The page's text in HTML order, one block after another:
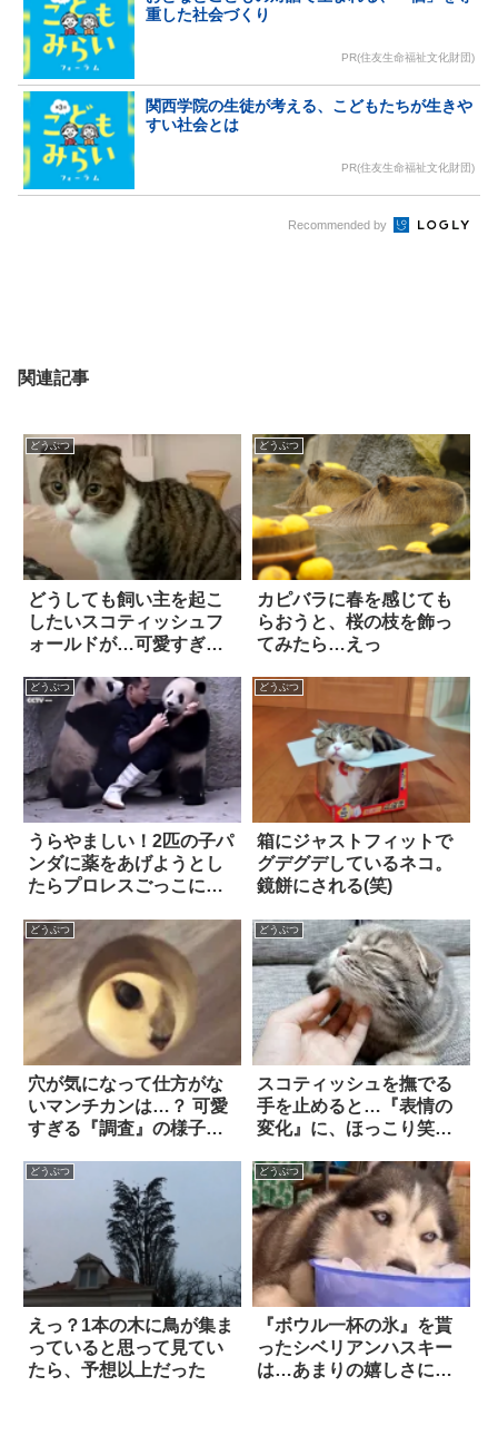
重した社会づくり
PR(住友生命福祉文化財団)
関西学院の生徒が考える、こどもたちが生きや
すい社会とは
PR(住友生命福祉文化財団)
Recommended by
関連記事
どうぶつ
どうしても飼い主を起こ
したいスコティッシュフ
ォールドが…可愛すぎる
どうぶつ
カピバラに春を感じても
らおうと、桜の枝を飾っ
てみたら…えっ
どうぶつ
うらやましい！2匹の子パ
ンダに薬をあげようとし
たらプロレスごっこにな
どうぶつ
箱にジャストフィットで
グデグデしているネコ。
鏡餅にされる(笑)
どうぶつ
穴が気になって仕方がな
いマンチカンは…？ 可愛
すぎる『調査』の様子
どうぶつ
スコティッシュを撫でる
手を止めると…『表情の
変化』に、ほっこり笑っ
どうぶつ
えっ？1本の木に鳥が集ま
っていると思って見てい
たら、予想以上だった
どうぶつ
『ボウル一杯の氷』を貰
ったシベリアンハスキー
は…あまりの嬉しさに、